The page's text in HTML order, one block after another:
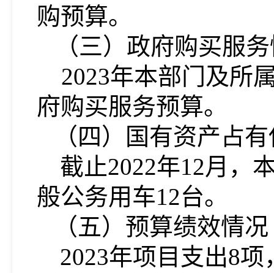
购预算。
（三）政府购买服
2023年本部门及所
府购买服务预算。
（四）国有资产占
截止2022年12月，
般公务用车12台。
（五）预算绩效情况
2023年项目支出8